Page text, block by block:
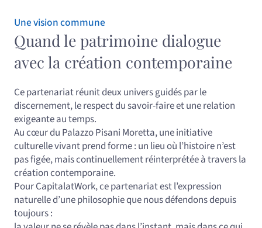
Une vision commune
Quand le patrimoine dialogue
avec la création contemporaine
Ce partenariat réunit deux univers guidés par le
discernement, le respect du savoir‑faire et une relation
exigeante au temps.
Au cœur du Palazzo Pisani Moretta, une initiative
culturelle vivant prend forme : un lieu où l’histoire n’est
pas figée, mais continuellement réinterprétée à travers la
création contemporaine.
Pour CapitalatWork, ce partenariat est l’expression
naturelle d’une philosophie que nous défendons depuis
toujours :